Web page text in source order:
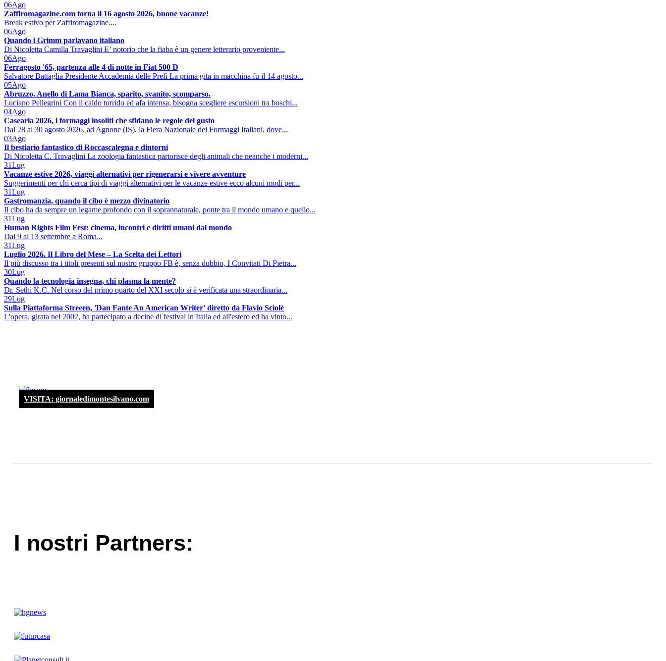
06Ago
Zaffiromagazine.com torna il 16 agosto 2026, buone vacanze!
Break estivo per Zaffiromagazine....
06Ago
Quando i Grimm parlavano italiano
Di Nicoletta Camilla Travaglini E’ notorio che la fiaba è un genere letterario proveniente...
06Ago
Ferragosto '65, partenza alle 4 di notte in Fiat 500 D
Salvatore Battaglia Presidente Accademia delle Prefi La prima gita in macchina fu il 14 agosto...
05Ago
Abruzzo. Anello di Lama Bianca, sparito, svanito, scomparso.
Luciano Pellegrini Con il caldo torrido ed afa intensa, bisogna scegliere escursioni tra boschi...
04Ago
Casearia 2026, i formaggi insoliti che sfidano le regole del gusto
Dal 28 al 30 agosto 2026, ad Agnone (IS), la Fiera Nazionale dei Formaggi Italiani, dove...
03Ago
Il bestiario fantastico di Roccascalegna e dintorni
Di Nicoletta C. Travaglini La zoologia fantastica partorisce degli animali che neanche i moderni...
31Lug
Vacanze estive 2026, viaggi alternativi per rigenerarsi e vivere avventure
Suggerimenti per chi cerca tipi di viaggi alternativi per le vacanze estive ecco alcuni modi per...
31Lug
Gastromanzia, quando il cibo è mezzo divinatorio
Il cibo ha da sempre un legame profondo con il soprannaturale, ponte tra il mondo umano e quello...
31Lug
Human Rights Film Fest: cinema, incontri e diritti umani dal mondo
Dal 9 al 13 settembre a Roma...
31Lug
Luglio 2026. Il Libro del Mese – La Scelta dei Lettori
Il più discusso tra i titoli presenti sul nostro gruppo FB è, senza dubbio, I Convitati Di Pietra...
30Lug
Quando la tecnologia insegna, chi plasma la mente?
Dr. Sethi K.C. Nel corso del primo quarto del XXI secolo si è verificata una straordinaria...
29Lug
Sulla Piattaforma Streeen, 'Dan Fante An American Writer' diretto da Flavio Sciolè
L'opera, girata nel 2002, ha partecipato a decine di festival in Italia ed all'estero ed ha vinto...
VISITA: giornaledimontesilvano.com
I nostri Partners: